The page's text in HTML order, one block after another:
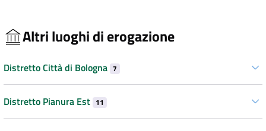
Altri luoghi di erogazione
Distretto Città di Bologna 7
Distretto Pianura Est 11